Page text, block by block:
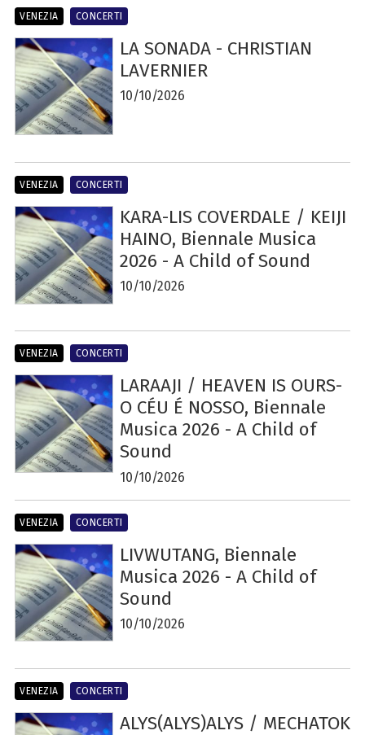
LA SONADA - CHRISTIAN
LAVERNIER
10/10/2026
VENEZIA CONCERTI
KARA-LIS COVERDALE / KEIJI
HAINO, Biennale Musica
2026 - A Child of Sound
10/10/2026
VENEZIA CONCERTI
LARAAJI / HEAVEN IS OURS-
O CÉU É NOSSO, Biennale
Musica 2026 - A Child of
Sound
10/10/2026
VENEZIA CONCERTI
LIVWUTANG, Biennale
Musica 2026 - A Child of
Sound
10/10/2026
VENEZIA CONCERTI
ALYS(ALYS)ALYS / MECHATOK
VENEZIA CONCERTI